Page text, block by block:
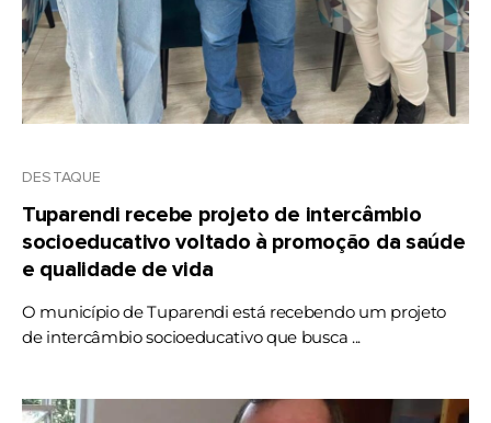
DESTAQUE
Tuparendi recebe projeto de intercâmbio
socioeducativo voltado à promoção da saúde
e qualidade de vida
O município de Tuparendi está recebendo um projeto
de intercâmbio socioeducativo que busca ...